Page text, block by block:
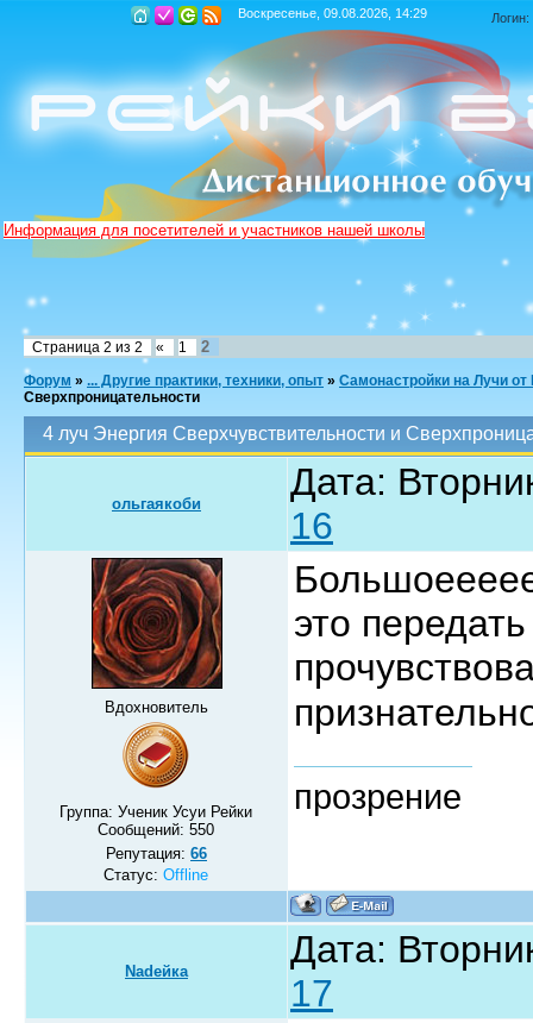
Воскресенье, 09.08.2026, 14:29 Логин:
Информация для посетителей и участников нашей школы
Страница 2 из 2 « 1 2
Форум » ... Другие практики, техники, опыт » Самонастройки на Лучи от
Сверхпроницательности
4 луч Энергия Сверхчувствительности и
ольгаякоби
Дата:
16
Вдохновитель
Группа: Ученик Усуи Рейки
Сообщений:550
Репутация: 66
Статус:Offline
это
прозрение
Nadeйка
Дата:
17